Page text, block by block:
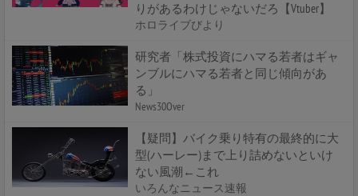
りがあるわけじゃないだろ【Vtuber】
ホロライブびより
研究者「株式投資にハマる若者はギャ
ンブルにハマる若者と同じ傾向があ
る」
News30Over
【疑問】バイク乗り特有の最終的に大
型(ハーレー)まで上り詰めないといけ
ない風潮←これ
いろんなニュース速報